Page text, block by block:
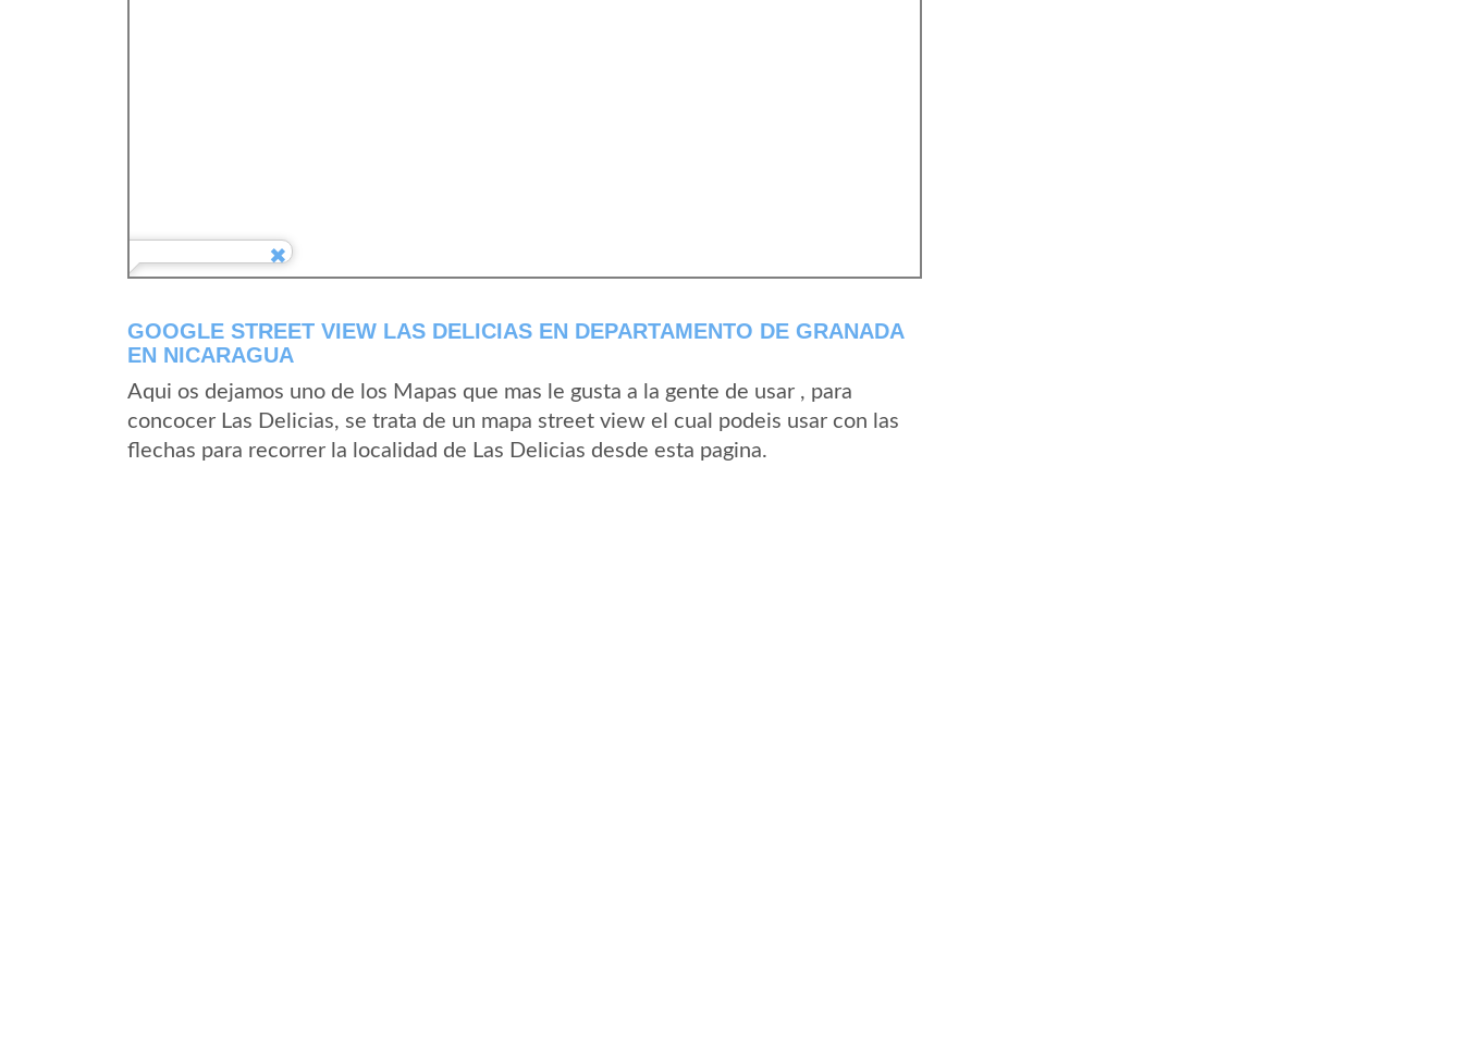
GOOGLE STREET VIEW LAS DELICIAS EN DEPARTAMENTO DE GRANADA
EN NICARAGUA
Aqui os dejamos uno de los Mapas que mas le gusta a la gente de usar , para
concocer Las Delicias, se trata de un mapa street view el cual podeis usar con las
flechas para recorrer la localidad de Las Delicias desde esta pagina.